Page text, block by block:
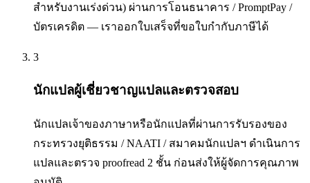
สำหรับงานเร่งด่วน) ผ่านการโอนธนาคาร / PromptPay /
บัตรเครดิต — เราออกใบเสร็จที่ขอใบกำกับภาษีได้
3
นักแปลผู้เชี่ยวชาญแปลและตรวจสอบ
นักแปลเจ้าของภาษาหรือนักแปลที่ผ่านการรับรองของ
กระทรวงยุติธรรม / NAATI / สมาคมนักแปลฯ ดำเนินการ
แปลและตรวจ proofread 2 ชั้น ก่อนส่งให้ผู้จัดการคุณภาพ